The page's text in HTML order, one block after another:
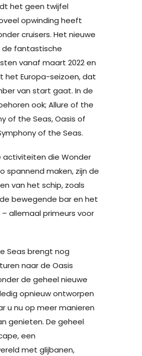
het geen twijfel
opwinding heeft
cruisers. Het nieuwe
de fantastische
vanaf maart 2022 en
het Europa-seizoen, dat
van start gaat. In de
ook; Allure of the
of the Seas, Oasis of
of the Seas.
activiteiten die Wonder
spannend maken, zijn de
van het schip, zoals
bewegende bar en het
allemaal primeurs voor
Seas brengt nog
naar de Oasis
de geheel nieuwe
opnieuw ontworpen
u nu op meer manieren
genieten. De geheel
een
met glijbanen,